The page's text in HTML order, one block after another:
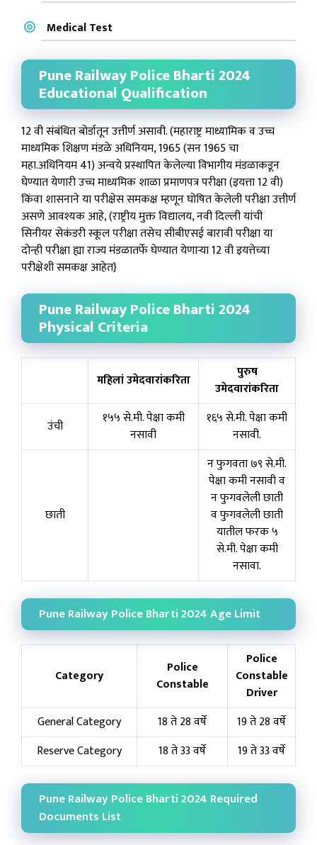
Medical Test
Pune Railway Police Bharti 2024
Educational Qualification
12 वी संबंधित बोर्डातून उत्तीर्ण असावी. (महाराष्ट्र माध्यामिक व उच्च
माध्यमिक शिक्षण मंडळे अधिनियम, 1965 (सन 1965 चा
महा.अधिनियम 41) अन्वये प्रस्थापित केलेल्या विभागीय मंडळाकडून
घेण्यात येणारी उच्च माध्यमिक शाळा प्रमाणपत्र परीक्षा (इयत्ता 12 वी)
किंवा शासनाने या परीक्षेस समकक्ष म्हणून घोषित केलेली परीक्षा उत्तीर्ण
असणे आवश्यक आहे, (राष्ट्रीय मुक्त विद्यालय, नवी दिल्ली यांची
सिनीयर सेकंडरी स्कूल परीक्षा तसेच सीबीएसई बारावी परीक्षा या
दोन्ही परीक्षा ह्या राज्य मंडळातर्फे घेण्यात येणाऱ्या 12 वी इयत्तेच्या
परीक्षेशी समकक्ष आहेत}
Pune Railway Police Bharti 2024
Physical Criteria
महिलां उमेदवारांकरिता
पुरुष
उमेदवारांकरिता
उंची
१५५ से.मी. पेक्षा कमी
नसावी
१६५ से.मी. पेक्षा कमी
नसावी.
छाती
न फुगवता ७९ से.मी.
पेक्षा कमी नसावी व
न फुगवलेली छाती
व फुगवलेली छाती
यातील फरक ५
से.मी. पेक्षा कमी
नसावा.
Pune Railway Police Bharti 2024 Age Limit
Category
Police
Constable
Police
Constable
Driver
General Category
18 ते 28 वर्षे
19 ते 28 वर्षे
Reserve Category
18 ते 33 वर्षे 19 ते 33 वर्षे
Pune Railway Police Bharti 2024 Required
Documents List